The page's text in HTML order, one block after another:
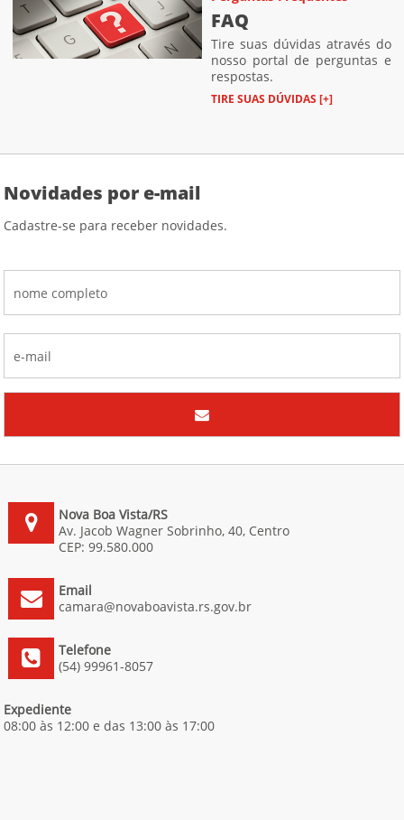
FAQ
Tire suas dúvidas através do
nosso portal de perguntas e
respostas.
TIRE SUAS DÚVIDAS [+]
Novidades por e-mail
Cadastre-se para receber novidades.
Nova Boa Vista/RS
Av. Jacob Wagner Sobrinho, 40, Centro
CEP: 99.580.000
Email
camara@novaboavista.rs.gov.br
Telefone
(54) 99961-8057
Expediente
08:00 às 12:00 e das 13:00 às 17:00